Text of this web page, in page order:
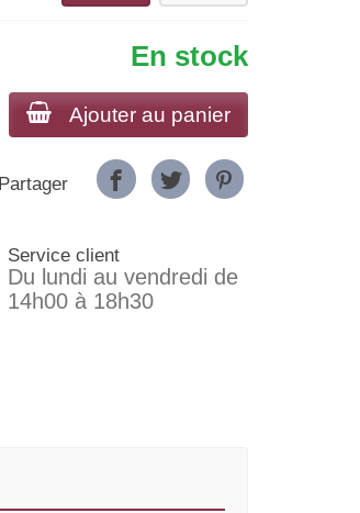
En stock
Ajouter au panier
Partager
Service client
Du lundi au vendredi de
14h00 à 18h30